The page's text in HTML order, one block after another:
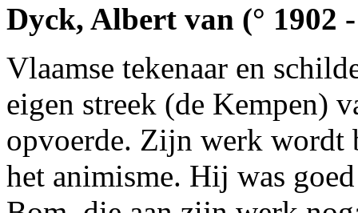
Dyck, Albert van (° 1902
Vlaamse tekenaar en
eigen streek (de Kempen)
opvoerde. Zijn werk wordt
het animisme. Hij was